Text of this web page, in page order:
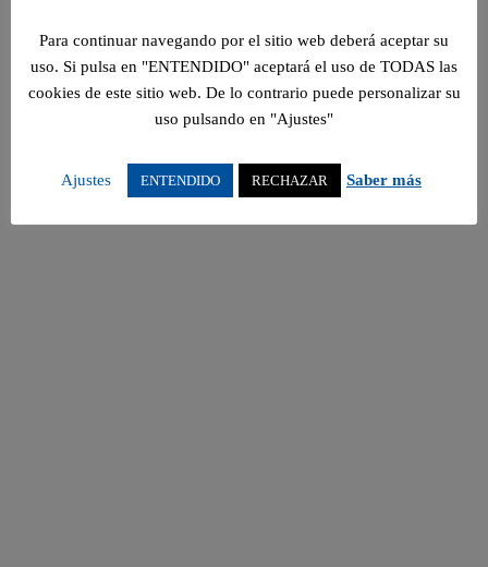
Para continuar navegando por el sitio web deberá aceptar su
uso. Si pulsa en "ENTENDIDO" aceptará el uso de TODAS las
cookies de este sitio web. De lo contrario puede personalizar su
uso pulsando en "Ajustes"
Ajustes ENTENDIDO RECHAZAR Saber más